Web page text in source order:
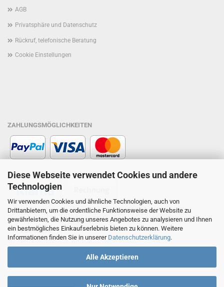
Diese Webseite verwendet Cookies und andere
Technologien
Wir verwenden Cookies und ähnliche Technologien, auch von
Drittanbietern, um die ordentliche Funktionsweise der Website zu
gewährleisten, die Nutzung unseres Angebotes zu analysieren und Ihnen
ein bestmögliches Einkaufserlebnis bieten zu können. Weitere
Informationen finden Sie in unserer Datenschutzerklärung.
Alle Akzeptieren
AGB
Privatsphäre und Datenschutz
Rückruf, telefonische Beratung
Cookie Einstellungen
ZAHLUNGSMÖGLICHKEITEN